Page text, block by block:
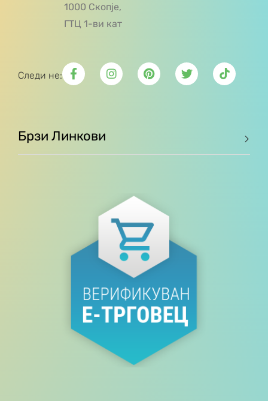
1000 Скопје,
ГТЦ 1-ви кат
Следи не:
Брзи Линкови